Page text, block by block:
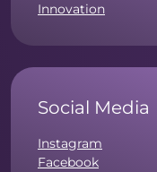
Innovation
Social Media
Instagram
Facebook